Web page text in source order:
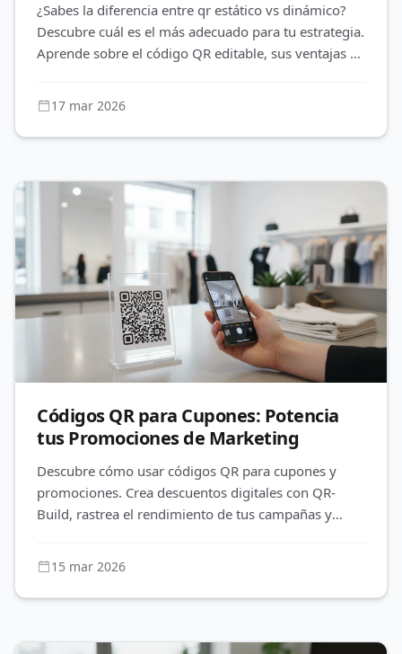
¿Sabes la diferencia entre qr estático vs dinámico?
Descubre cuál es el más adecuado para tu estrategia.
Aprende sobre el código QR editable, sus ventajas en
17 mar 2026
Códigos QR para Cupones: Potencia
tus Promociones de Marketing
Descubre cómo usar códigos QR para cupones y
promociones. Crea descuentos digitales con QR-
Build, rastrea el rendimiento de tus campañas y
15 mar 2026